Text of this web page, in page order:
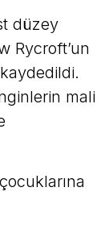
düzey
Rycroft’un
mali